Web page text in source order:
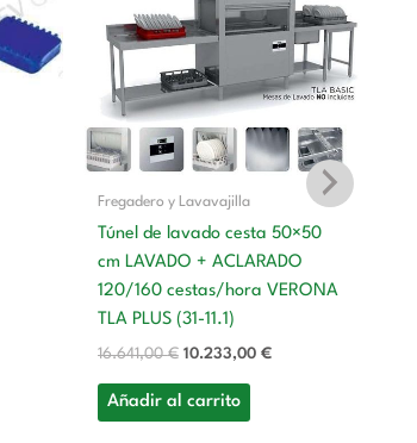
Fregadero y Lavavajilla
Túnel de lavado cesta 50×50
cm LAVADO + ACLARADO
120/160 cestas/hora VERONA
TLA PLUS (31-11.1)
16.641,00€
era:
16.641,00 €.
10.233,00 €
10.233,00 €.
Añadir al carrito